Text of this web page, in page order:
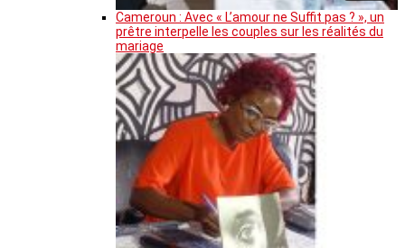
Cameroun : Avec « L’amour ne Suffit pas ? », un
prêtre interpelle les couples sur les réalités du
mariage